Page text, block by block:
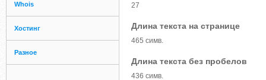
Whois
Хостинг
Разное
27
Длина текста на странице
465 симв.
Длина текста без пробелов
436 симв.